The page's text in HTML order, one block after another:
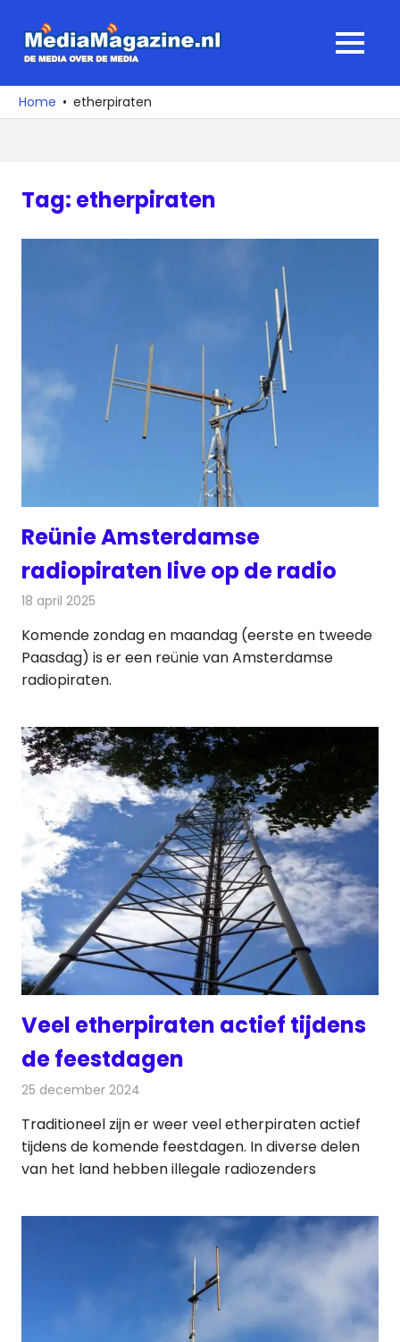
naar
media
over
MENU
Home etherpiraten
Tag: etherpiraten
Reünie Amsterdamse
radiopiraten live op de radio
18 april 2025
Komende zondag en maandag (eerste en tweede
Paasdag) is er een reünie van Amsterdamse
radiopiraten.
Veel etherpiraten actief tijdens
de feestdagen
25 december 2024
Traditioneel zijn er weer veel etherpiraten actief
tijdens de komende feestdagen. In diverse delen
van het land hebben illegale radiozenders